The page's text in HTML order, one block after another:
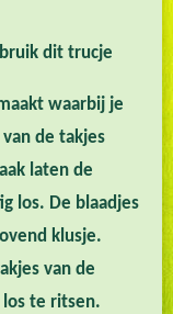
dit trucje
waarbij je
van de takjes
laten de
los. De blaadjes
klusje.
van de
los te ritsen.